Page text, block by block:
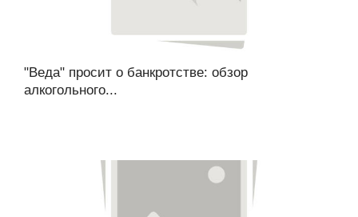
"Веда" просит о банкротстве: обзор
алкогольного...